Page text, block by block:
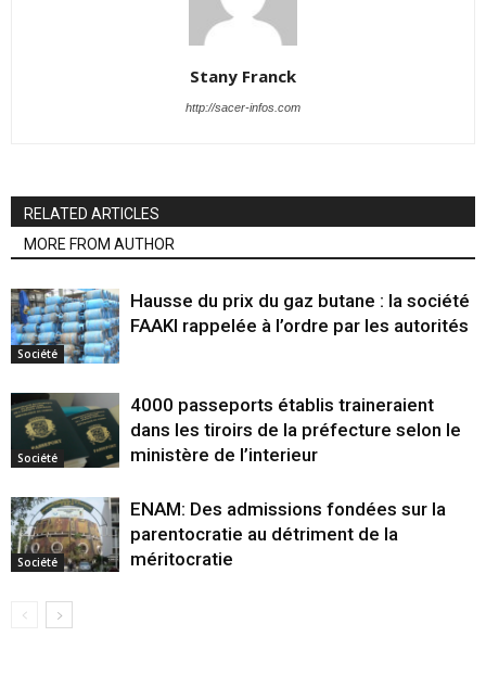
Stany Franck
http://sacer-infos.com
RELATED ARTICLES
MORE FROM AUTHOR
Société
Hausse du prix du gaz butane : la société
FAAKI rappelée à l’ordre par les autorités
Société
4000 passeports établis traineraient
dans les tiroirs de la préfecture selon le
ministère de l’interieur
Société
ENAM: Des admissions fondées sur la
parentocratie au détriment de la
méritocratie